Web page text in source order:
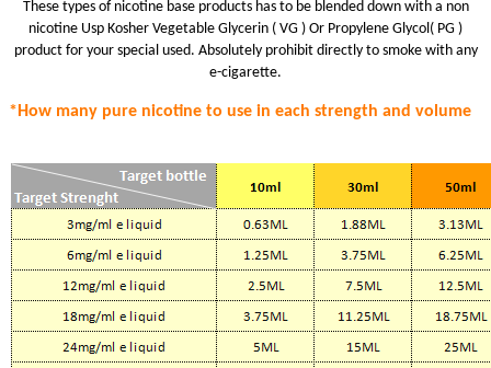
These types of nicotine base products has to be blended down with a non
nicotine Usp Kosher Vegetable Glycerin ( VG ) Or Propylene Glycol( PG )
product for your special used. Absolutely prohibit directly to smoke with any
e-cigarette.
*How many pure nicotine to use in each strength and volume